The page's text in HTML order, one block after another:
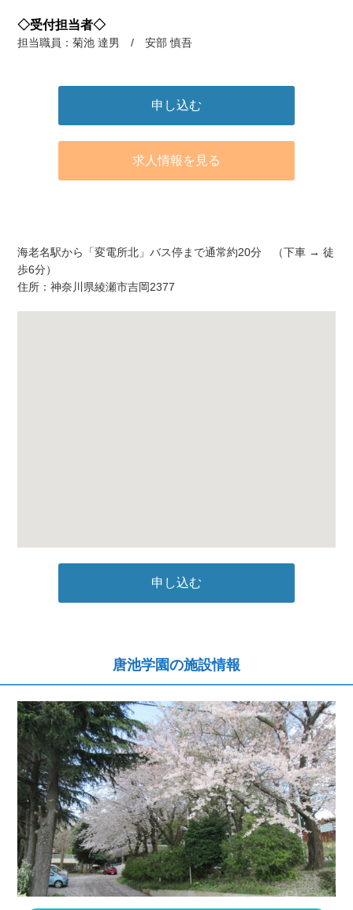
◇受付担当者◇
担当職員：菊池 達男 / 安部 慎吾
申し込む
求人情報を見る
海老名駅から「変電所北」バス停まで通常約20分 （下車 → 徒
歩6分）
住所：神奈川県綾瀬市吉岡2377
申し込む
唐池学園の施設情報